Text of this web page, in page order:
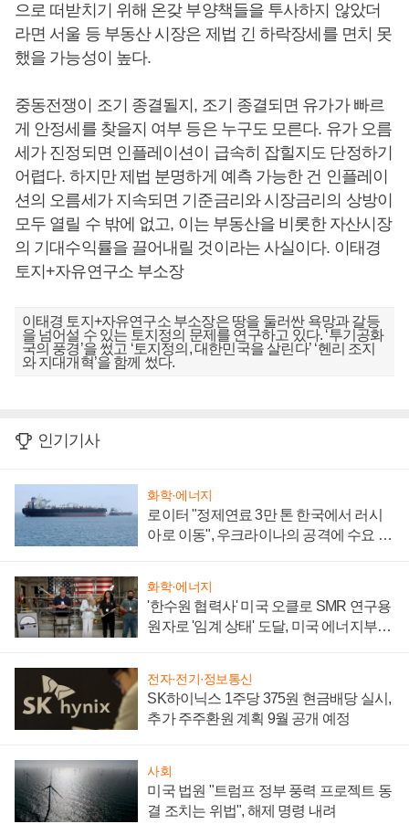
으로 떠받치기 위해 온갖 부양책들을 투사하지 않았더
라면 서울 등 부동산 시장은 제법 긴 하락장세를 면치 못
했을 가능성이 높다.
중동전쟁이 조기 종결될지, 조기 종결되면 유가가 빠르
게 안정세를 찾을지 여부 등은 누구도 모른다. 유가 오름
세가 진정되면 인플레이션이 급속히 잡힐지도 단정하기
어렵다. 하지만 제법 분명하게 예측 가능한 건 인플레이
션의 오름세가 지속되면 기준금리와 시장금리의 상방이
모두 열릴 수 밖에 없고, 이는 부동산을 비롯한 자산시장
의 기대수익률을 끌어내릴 것이라는 사실이다. 이태경
토지+자유연구소 부소장
이태경 토지+자유연구소 부소장은 땅을 둘러싼 욕망과 갈등
을 넘어설 수 있는 토지정의 문제를 연구하고 있다. ‘투기공화
국의 풍경’을 썼고 ‘토지정의, 대한민국을 살린다’ ‘헨리 조지
와 지대개혁’을 함께 썼다.
인기기사
화학·에너지
로이터 "정제연료 3만 톤 한국에서 러시
아로 이동", 우크라이나의 공격에 수요 늘
화학·에너지
'한수원 협력사' 미국 오클로 SMR 연구용
원자로 '임계 상태' 도달, 미국 에너지부
전자·전기·정보통신
SK하이닉스 1주당 375원 현금배당 실시,
추가 주주환원 계획 9월 공개 예정
사회
미국 법원 "트럼프 정부 풍력 프로젝트 동
결 조치는 위법", 해제 명령 내려